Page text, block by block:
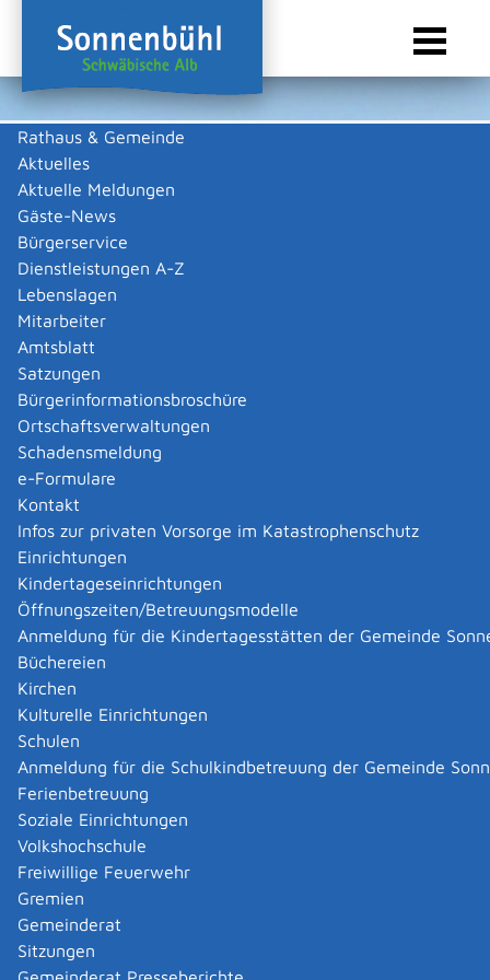
Rathaus & Gemeinde
Aktuelles
Aktuelle Meldungen
Gäste-News
Bürgerservice
Dienstleistungen A-Z
Lebenslagen
Mitarbeiter
Amtsblatt
Satzungen
Bürgerinformationsbroschüre
Ortschaftsverwaltungen
Schadensmeldung
e-Formulare
Kontakt
Infos zur privaten Vorsorge im Katastrophenschutz
Einrichtungen
Kindertageseinrichtungen
Öffnungszeiten/Betreuungsmodelle
Anmeldung für die Kindertagesstätten der Gemeinde
Büchereien
Kirchen
Kulturelle Einrichtungen
Schulen
Anmeldung für die Schulkindbetreuung der Gemeinde
Ferienbetreuung
Soziale Einrichtungen
Volkshochschule
Freiwillige Feuerwehr
Gremien
Gemeinderat
Sitzungen
Sie sind hier:
Gewerbeliste
Keine Daten vorhanden
Zurück zur Suche
Zurück zur Suche
||